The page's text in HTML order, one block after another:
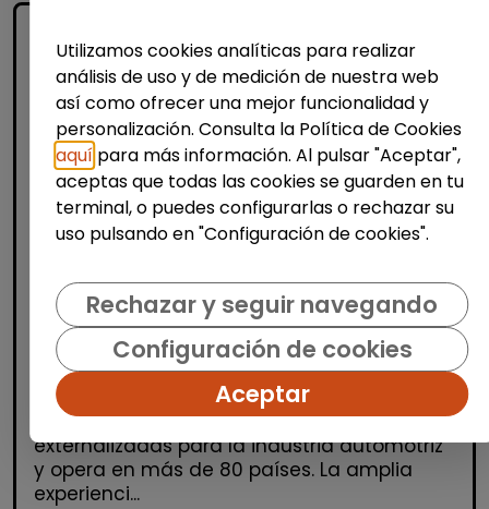
Atención al Cliente y Comercio
Consultoría y Asesoría
- español, francés, alemán, sueco,
holandés o italiano
MSX Internacional| España(Madrid)
MSX International es el proveedor líder
mundial de soluciones comerciales
externalizadas para la industria automotriz
y opera en más de 80 países. La amplia
experienci...
Utilizamos cookies analíticas para realizar
análisis de uso y de medición de nuestra web
así como ofrecer una mejor funcionalidad y
personalización. Consulta la Política de Cookies
aquí para más información. Al pulsar "Aceptar",
aceptas que todas las cookies se guarden en tu
terminal, o puedes configurarlas o rechazar su
uso pulsando en "Configuración de cookies".
Rechazar y seguir navegando
Configuración de cookies
Aceptar